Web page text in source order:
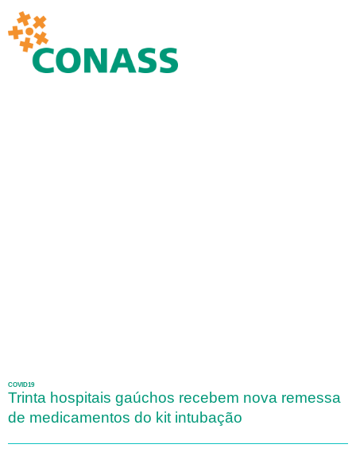
COVID19
Trinta hospitais gaúchos recebem nova remessa
de medicamentos do kit intubação